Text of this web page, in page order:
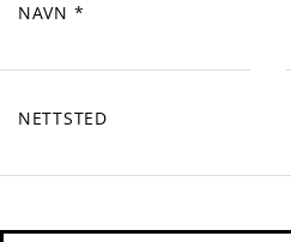
NAVN *
NETTSTED